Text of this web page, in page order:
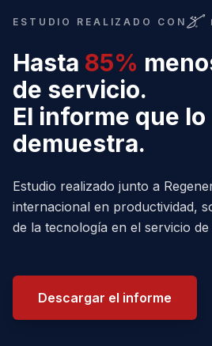
ESTUDIO REALIZADO CON
Hasta 85%
de servicio.
El informe que lo
demuestra.
Estudio realizado junto a
internacional en productividad,
de la tecnología en el servicio
Descargar el informe